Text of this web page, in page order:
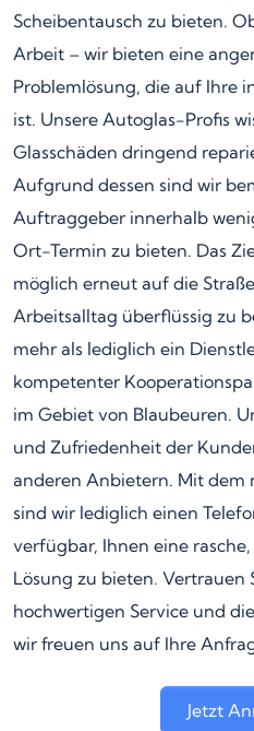
Scheibentausch zu bieten.
Arbeit – wir bieten eine
Problemlösung, die auf Ihre
ist. Unsere Autoglas-Profis
Glasschäden dringend
Aufgrund dessen sind wir
Auftraggeber innerhalb
Ort-Termin zu bieten. Das
möglich erneut auf die
Arbeitsalltag überflüssig zu
mehr als lediglich ein
kompetenter
im Gebiet von Blaubeuren.
und Zufriedenheit der
anderen Anbietern. Mit dem
sind wir lediglich einen
verfügbar, Ihnen eine
Lösung zu bieten. Vertrauen
hochwertigen Service und
wir freuen uns auf Ihre
Jetzt